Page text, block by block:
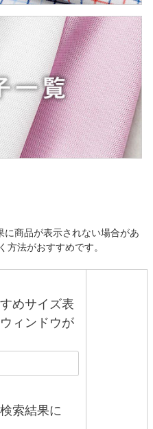
商品が表示されない場合があ
方法がおすすめです。
めサイズ表
ィンドウが
索結果に